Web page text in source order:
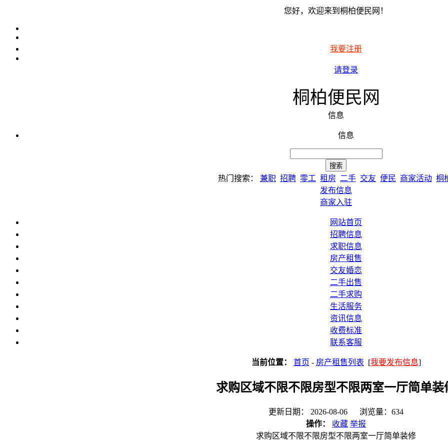
您好，欢迎来到桐柏便民网！
我要注册
请登录
桐柏便民网
信息
信息
热门搜索： 兼职 招聘 零工 租房 二手 交友 便民 商家活动 桐
发布信息
商家入驻
网站首页
招聘信息
求职信息
房产租售
交友婚恋
二手出售
二手求购
生活服务
资讯信息
收费标准
联系客服
当前位置： 首页 - 房产租售列表 [我要发布信息]
求购区域不限不限房型不限两室一厅简单装
更新日期： 2026-08-06 浏览量：634
操作：
收藏 举报
求购区域不限不限房型不限两室一厅简单装修